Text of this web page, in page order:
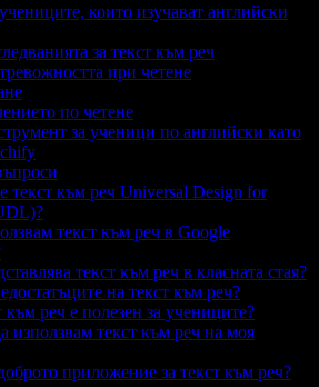
които изучават английски
за текст към реч
при четене
по четене
за ученици по английски като
текст към реч Universal Design for
текст към реч в Google
текст към реч в класната стая?
на текст към реч?
към реч е полезен за учениците?
използвам текст към реч на моя
приложение за текст към реч?